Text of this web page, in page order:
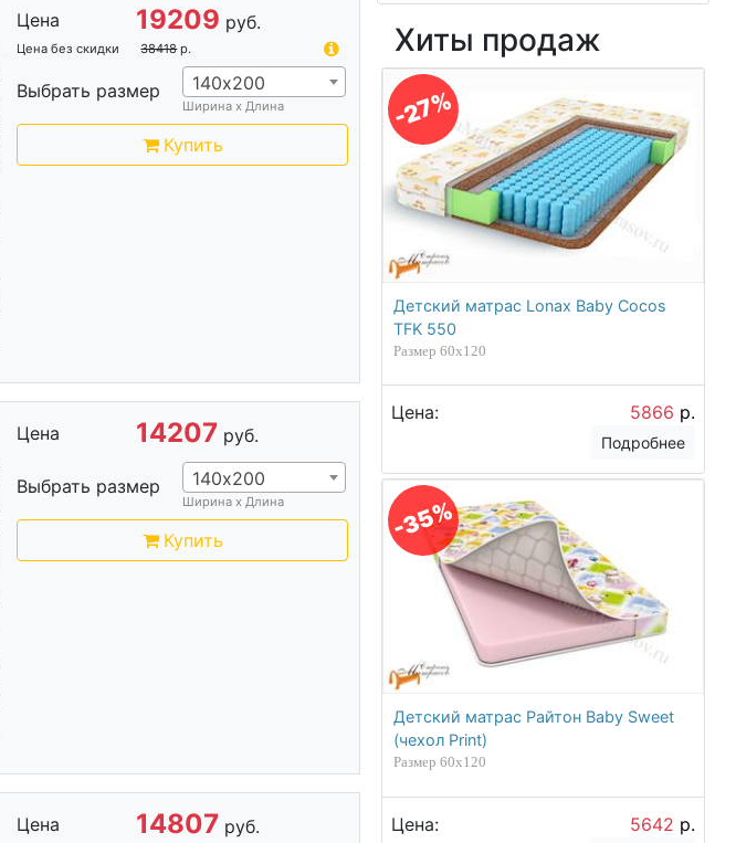
Цена 19209 руб.
Цена без скидки 38418 р.
Выбрать размер 140х200
Ширина х Длина
Купить
Цена 14207 руб.
Выбрать размер 140х200
Ширина х Длина
Купить
Цена 14807 руб.
Хиты продаж
-27%
Детский матрас Lonax Baby Cocos
TFK 550
Размер 60х120
Цена: 5866 р.
Подробнее
-35%
Детский матрас Райтон Baby Sweet
(чехол Print)
Размер 60х120
Цена: 5642 р.